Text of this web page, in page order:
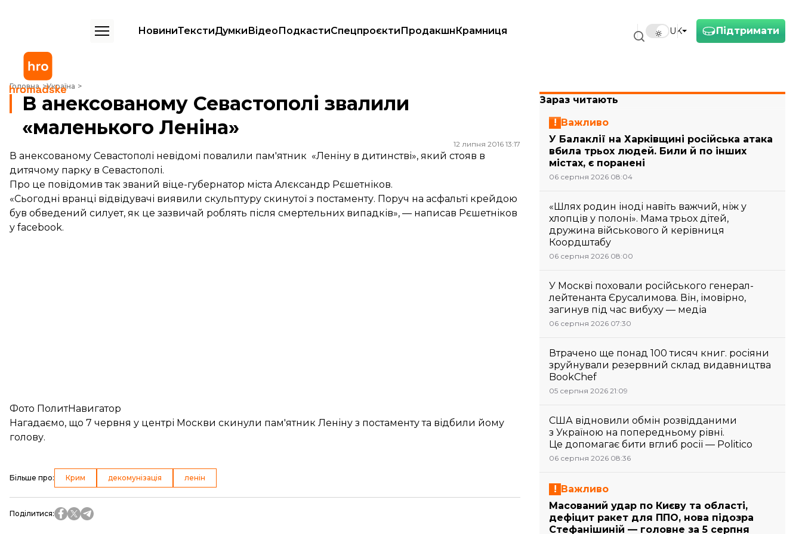
Підтримати
UK
НовиниТекстиДумкиВідеоПодкастиСпецпроєктиПродакшнКрамниця
Головна Україна
В анексованому Севастополі звалили «маленького Леніна»
В анексованому Севастополі звалили
«маленького Леніна»
12 липня 2016 13:17
В анексованому Севастополі невідомі повалили пам'ятник «Леніну в дитинстві», який стояв в
дитячому парку в Севастополі.
Про це повідомив так званий віце-губернатор міста Алєксандр Рєшетніков.
«Сьогодні вранці відвідувачі виявили скульптуру скинутої з постаменту. Поруч на асфальті крейдою
був обведений силует, як це зазвичай роблять після смертельних випадків», — написав Рєшетніков
у facebook.
Фото ПолитНавигатор
Нагадаємо, що 7 червня у центрі Москви скинули пам'ятник Леніну з постаменту та відбили йому
голову.
Більше про: Крим декомунізація ленін
Поділитися:
Зараз читають
Важливо
У Балаклії на Харківщині російська атака
вбила трьох людей. Били й по інших
містах, є поранені
06 серпня 2026 08:04
«Шлях родин іноді навіть важчий, ніж у
хлопців у полоні». Мама трьох дітей,
дружина військового й керівниця
Коордштабу
06 серпня 2026 08:00
У Москві поховали російського генерал-
лейтенанта Єрусалимова. Він, імовірно,
загинув під час вибуху — медіа
06 серпня 2026 07:30
Втрачено ще понад 100 тисяч книг. росіяни
зруйнували резервний склад видавництва
BookChef
05 серпня 2026 21:09
США відновили обмін розвідданими
з Україною на попередньому рівні.
Це допомагає бити вглиб росії — Politico
06 серпня 2026 08:36
Важливо
Масований удар по Києву та області,
дефіцит ракет для ППО, нова підозра
Стефанішиній — головне за 5 серпня